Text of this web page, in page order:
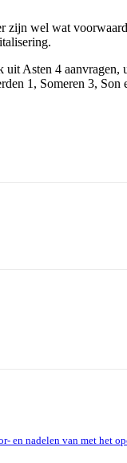
zijn wel wat
Asten 4
1, Someren 3,
en nadelen van met het